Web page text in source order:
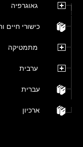
גאוגרפיה
כישורי חיים
מתמטיקה
ערבית
עברית
ארכיון